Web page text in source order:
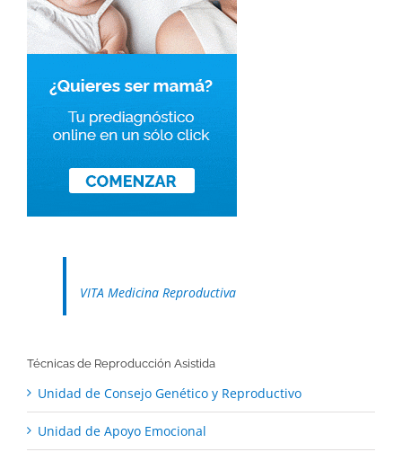
VITA Medicina Reproductiva
Técnicas de Reproducción Asistida
Unidad de Consejo Genético y Reproductivo
Unidad de Apoyo Emocional